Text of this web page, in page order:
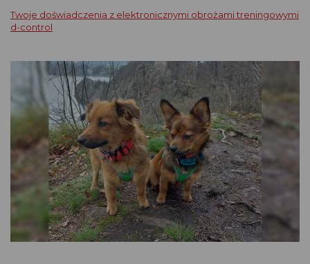
Twoje doświadczenia z elektronicznymi obrożami treningowymi
d-control